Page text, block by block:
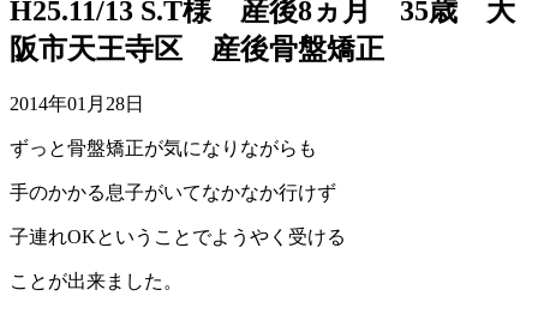
H25.11/13 S.T様 産後8ヵ月 35歳 大
阪市天王寺区 産後骨盤矯正
2014年01月28日
ずっと骨盤矯正が気になりながらも
手のかかる息子がいてなかなか行けず
子連れOKということでようやく受ける
ことが出来ました。